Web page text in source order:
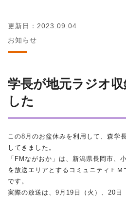
証明書発行手続き
同窓会
資料請求
プライバシーポリシー
更新日：2023.09.04
お知らせ
学長が地元ラジオ
した
この8月のお盆休みを利用して、森学
してきました。
「FMながおか」は、新潟県長岡市、
を放送エリアとするコミュニティＦＭ
です。
実際の放送は、9月19日（火）、20日